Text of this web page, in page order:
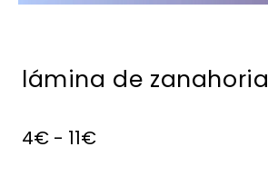
lámina de zanahoria
4€ - 11€